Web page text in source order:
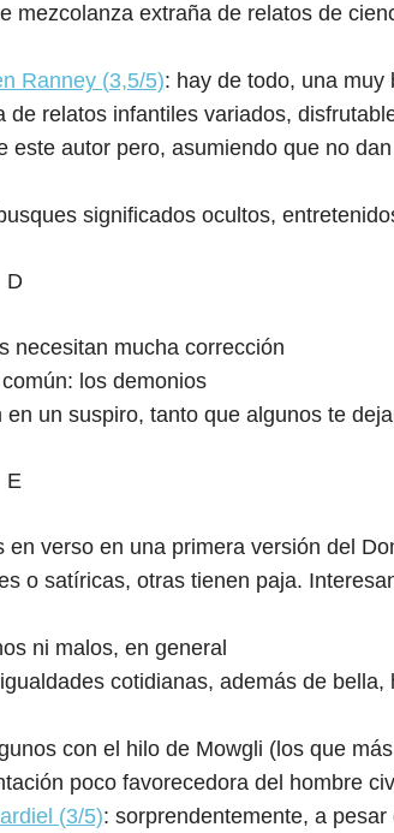
mezcolanza extraña de relatos de
Ranney (3,5/5): hay de todo, una muy
de relatos infantiles variados,
este autor pero, asumiendo que no
significados ocultos,
D
necesitan mucha corrección
los demonios
un suspiro, tanto que algunos te
E
en verso en una primera versión del
o satíricas, otras tienen paja.
ni malos, en general
cotidianas, además de
con el hilo de Mowgli (los que
poco favorecedora del hombre
(3/5): sorprendentemente, a